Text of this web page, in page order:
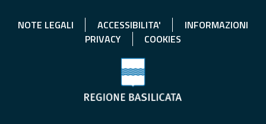
NOTE LEGALI ACCESSIBILITA'
INFORMAZIONI
PRIVACY
COOKIES